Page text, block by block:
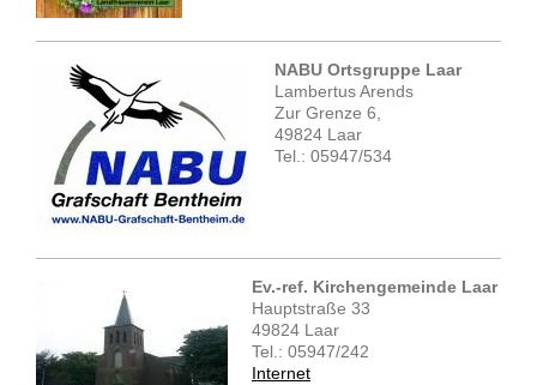
NABU Ortsgruppe Laar
Lambertus Arends
Zur Grenze 6,
49824 Laar
Tel.: 05947/534
Ev.-ref. Kirchengemeinde Laar
Hauptstraße 33
49824 Laar
Tel.: 05947/242
Internet